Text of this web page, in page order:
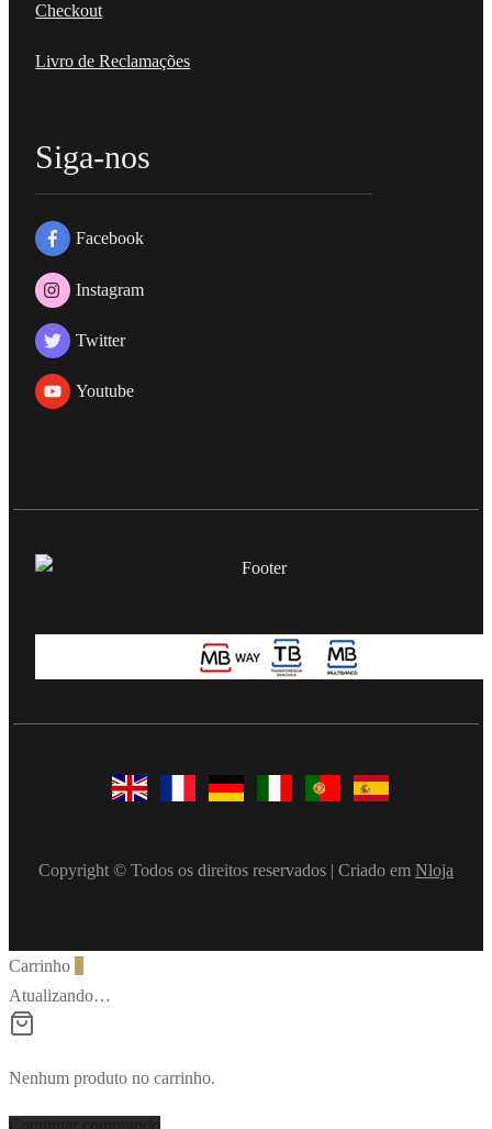
Checkout
Livro de Reclamações
Siga-nos
Facebook
Instagram
Twitter
Youtube
Copyright © Todos os direitos reservados | Criado em Nloja
Carrinho
Atualizando…
Nenhum produto no carrinho.